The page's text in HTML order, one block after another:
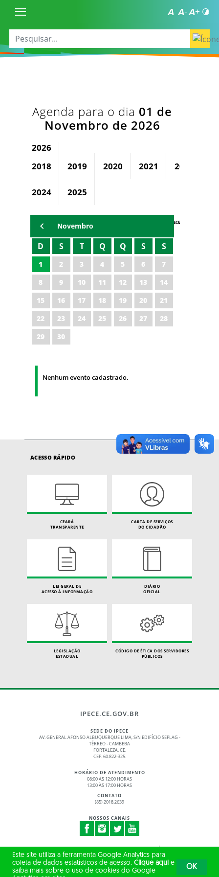
Agenda para o dia 01 de
Novembro de 2026
2026
2018
2019 2020 2021 2022
2024 2025
AGENDA IPECE
Novembro
D S T Q Q S S
1 2 3 4 5 6
7
8
9 10 11 12 13
14
15
16 17 18 19 20
21
22
23 24 25 26 27
28
29
30
Nenhum evento cadastrado.
ACESSO RÁPIDO
CEARÁ
TRANSPARENTE
CARTA DE SERVIÇOS
DO CIDADÃO
LEI GERAL DE
ACESSO À INFORMAÇÃO
DIÁRIO
OFICIAL
LEGISLAÇÃO
ESTADUAL
CÓDIGO DE ÉTICA DOS SERVIDORES
PÚBLICOS
IPECE.CE.GOV.BR
SEDE DO IPECE
AV. GENERAL AFONSO ALBUQUERQUE LIMA, S/N EDIFÍCIO SEPLAG -
TÉRREO - CAMBEBA
FORTALEZA, CE.
CEP: 60.822-325.
HORÁRIO DE ATENDIMENTO
08:00 ÀS 12:00 HORAS
13:00 ÀS 17:00 HORAS
CONTATO
(85) 2018.2639
NOSSOS CANAIS
© 2017 - 2026 – GOVERNO DO ESTADO DO CEARÁ
TODOS OS DIREITOS RESERVADOS
Este site utiliza a ferramenta Google Analytics para
coleta de dados estatísticos de acesso. Clique aqui e
saiba mais sobre o uso de cookies do Google
OK